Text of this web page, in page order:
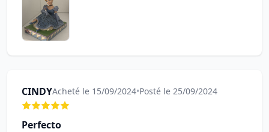
CINDYAcheté le 15/09/2024•Posté le 25/09/2024
Perfecto